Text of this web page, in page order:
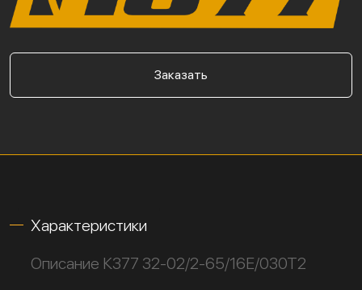
Заказать
Характеристики
Описание К377 32-02/2-65/16Е/030Т2